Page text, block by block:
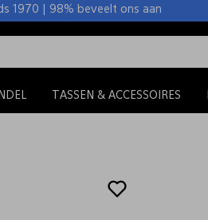
1970 | 98% beveelt ons aan
TASSEN & ACCESSOIRES